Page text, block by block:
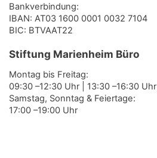
Bankverbindung:
IBAN: AT03 1600 0001 0032 7104
BIC: BTVAAT22
Stiftung Marienheim Büro
Montag bis Freitag:
09:30 –12:30 Uhr | 13:30 –16:30 Uhr
Samstag, Sonntag & Feiertage:
17:00 –19:00 Uhr